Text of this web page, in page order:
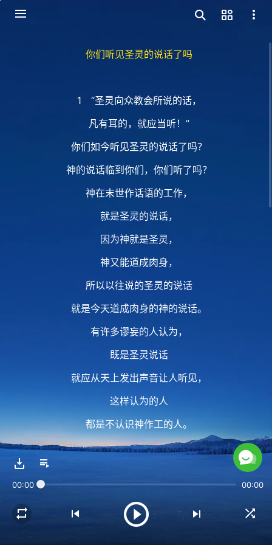
你们听见圣灵的说话了吗
1 “圣灵向众教会所说的话，
凡有耳的，就应当听！”
你们如今听见圣灵的说话了吗？
神的说话临到你们，你们听了吗？
神在末世作话语的工作，
就是圣灵的说话，
因为神就是圣灵，
神又能道成肉身，
所以以往说的圣灵的说话
就是今天道成肉身的神的说话。
有许多谬妄的人认为，
既是圣灵说话
就应从天上发出声音让人听见，
这样认为的人
都是不认识神作工的人。
其实，圣灵说话发声
2 圣灵不可能直接与人说话，
00:00 00:00